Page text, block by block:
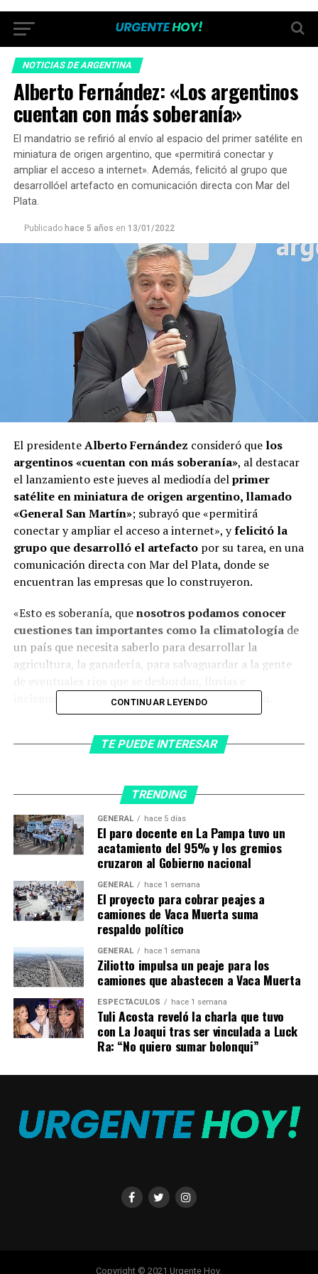
NOTICIAS DE ARGENTINA
Alberto Fernández: «Los argentinos
cuentan con más soberanía»
El mandatrio se refirió al envío al espacio del primer satélite en
miniatura de origen argentino, que «permitirá conectar y
ampliar el acceso a internet». Además, felicitó al grupo que
desarrollóel artefacto en comunicación directa con Mar del
Plata.
Publicado hace 5 años en 13/01/2022
El presidenteAlberto Fernández consideró que los
argentinos «cuentan con más soberanía», al destacar
el lanzamiento este jueves al mediodía delprimer
satélite en miniatura de origen argentino, llamado
«General San Martín»; subrayó que «permitirá
conectar y ampliar el acceso a internet», yfelicitó la
grupo que desarrolló el artefactopor su tarea, en una
comunicación directa con Mar del Plata, donde se
encuentran las empresas que lo construyeron.
«Esto es soberanía, quenosotros podamos conocer
cuestiones tan importantes como la climatologíade
un país que necesita saberlo para desarrollar la
agricultura, la ganadería, para salvaguardar a la gente
inclemencias del tiempo», señaló el jefe de Estado.
Fue lanzado desde Estados
comunicaciones argentino
El aparato puesto en órbita es del tipo PocketQube
«potenciar la productividad del país, colaborar a la
tecnificación de procesos, brindar información en línea
CONTINUAR LEYENDO
TE PUEDE INTERESAR
TRENDING
GENERAL hace 5 días
El paro docente en La Pampa tuvo un
acatamiento del 95% y los gremios
cruzaron al Gobierno nacional
GENERAL hace 1 semana
El proyecto para cobrar peajes a
camiones de Vaca Muerta suma
respaldo político
GENERAL hace 1 semana
Ziliotto impulsa un peaje para los
camiones que abastecen a Vaca Muerta
ESPECTÁCULOS hace 1 semana
Tuli Acosta reveló la charla que tuvo
con La Joaqui tras ser vinculada a Luck
Ra: “No quiero sumar bolonqui”
Copyright © 2021 Urgente Hoy.